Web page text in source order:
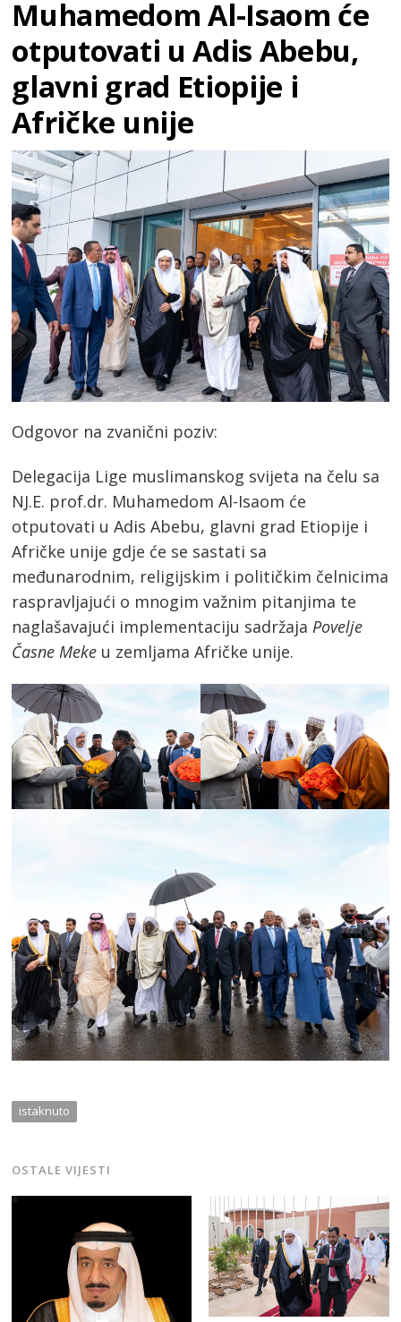
Muhamedom Al-Isaom će
otputovati u Adis Abebu,
glavni grad Etiopije i
Afričke unije
Odgovor na zvanični poziv:
Delegacija Lige muslimanskog svijeta na čelu sa
NJ.E. prof.dr. Muhamedom Al-Isaom će
otputovati u Adis Abebu, glavni grad Etiopije i
Afričke unije gdje će se sastati sa
međunarodnim, religijskim i političkim čelnicima
raspravljajući o mnogim važnim pitanjima te
naglašavajući implementaciju sadržajaPovelje
Časne Meke u zemljama Afričke unije.
istaknuto
OSTALE VIJESTI